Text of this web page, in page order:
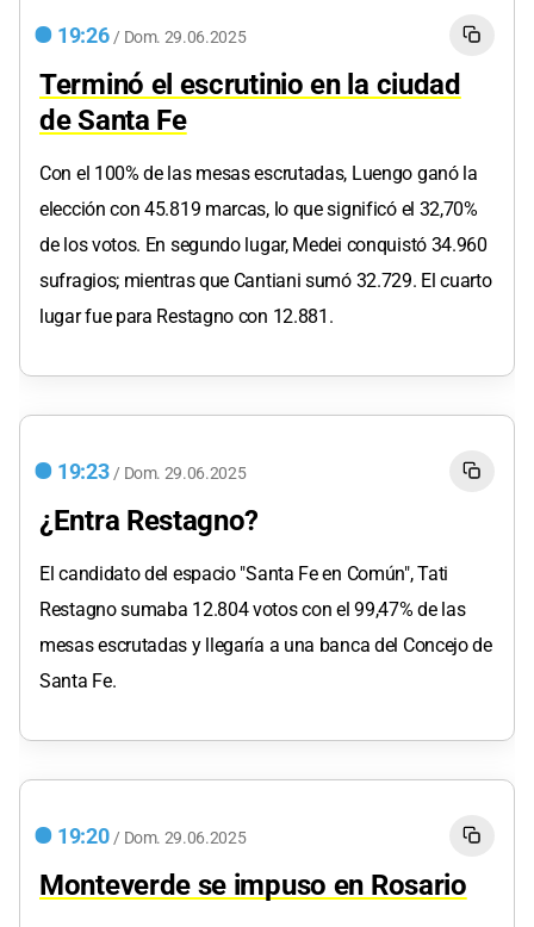
19:26 / Dom. 29.06.2025
Terminó el escrutinio en la ciudad
de Santa Fe
Con el 100% de las mesas escrutadas, Luengo ganó la
elección con 45.819 marcas, lo que significó el 32,70%
de los votos. En segundo lugar, Medei conquistó 34.960
sufragios; mientras que Cantiani sumó 32.729. El cuarto
lugar fue para Restagno con 12.881.
19:23 / Dom. 29.06.2025
¿Entra Restagno?
El candidato del espacio "Santa Fe en Común", Tati
Restagno sumaba 12.804 votos con el 99,47% de las
mesas escrutadas y llegaría a una banca del Concejo de
Santa Fe.
19:20 / Dom. 29.06.2025
Monteverde se impuso en Rosario